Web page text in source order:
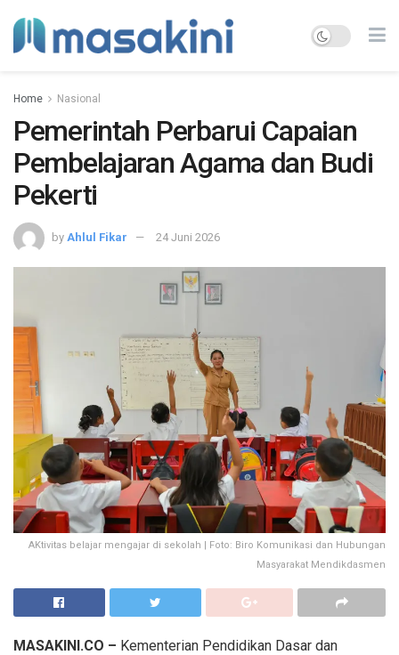
Home Nasional
Pemerintah Perbarui Capaian
Pembelajaran Agama dan Budi
Pekerti
by Ahlul Fikar 24 Juni 2026
AKtivitas belajar mengajar di sekolah | Foto: Biro Komunikasi dan Hubungan
Masyarakat Mendikdasmen
MASAKINI.CO – Kementerian Pendidikan Dasar dan